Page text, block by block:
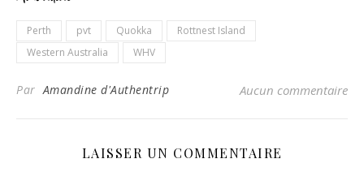
Perth pvt Quokka
Rottnest Island
Western Australia
WHV
Par Amandine d'Authentrip Aucun commentaire
LAISSER UN COMMENTAIRE